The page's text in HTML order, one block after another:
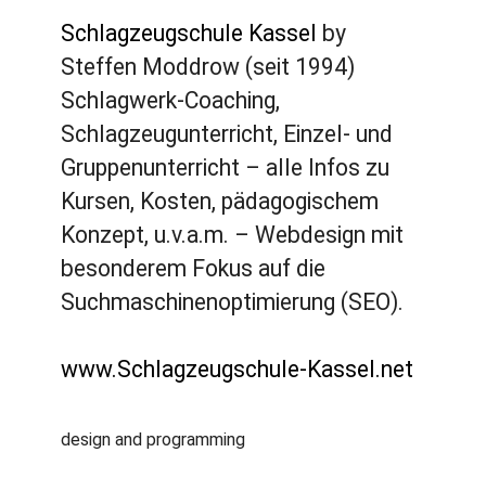
Schlagzeugschule Kassel by
Steffen Moddrow (seit 1994)
Schlagwerk-Coaching,
Schlagzeugunterricht, Einzel- und
Gruppenunterricht – alle Infos zu
Kursen, Kosten, pädagogischem
Konzept, u.v.a.m. – Webdesign mit
besonderem Fokus auf die
Suchmaschinenoptimierung (SEO).
www.Schlagzeugschule-Kassel.net
design and programming